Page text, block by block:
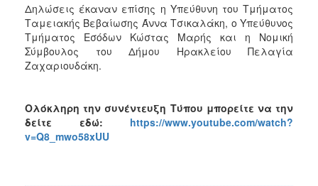
Δηλώσεις έκαναν επίσης η Υπεύθυνη του Τμήματος
Ταμειακής Βεβαίωσης Άννα Τσικαλάκη, ο Υπεύθυνος
Τμήματος Εσόδων Κώστας Μαρής και η Νομική
Σύμβουλος του Δήμου Ηρακλείου Πελαγία
Ζαχαριουδάκη.
Ολόκληρη την συνέντευξη Τύπου μπορείτε να την
δείτε εδώ: https://www.youtube.com/watch?
v=Q8_mwo58xUU